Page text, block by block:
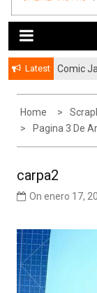
Latest Comic
Home
Pagina 3 De
carpa2
On enero 17,